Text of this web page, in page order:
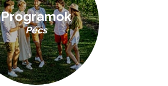
Programok
Pécs